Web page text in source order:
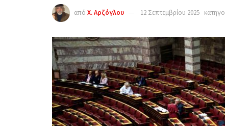
από Χ. Αρζόγλου 12 Σεπτεμβρίου 2025